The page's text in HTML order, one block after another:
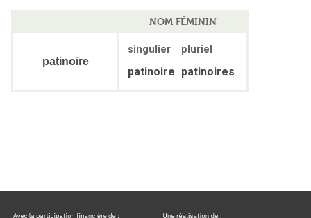
NOM FÉMININ
patinoire
singulier pluriel
patinoire patinoires